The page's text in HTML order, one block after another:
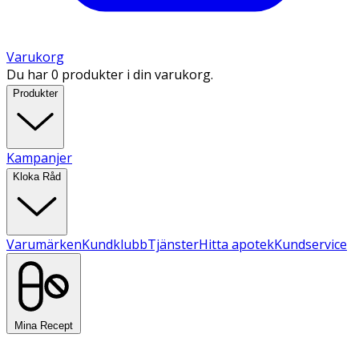
Varukorg
Du har 0 produkter i din varukorg.
Produkter
Kampanjer
Kloka Råd
VarumärkenKundklubbTjänsterHitta apotekKundservice
Mina Recept